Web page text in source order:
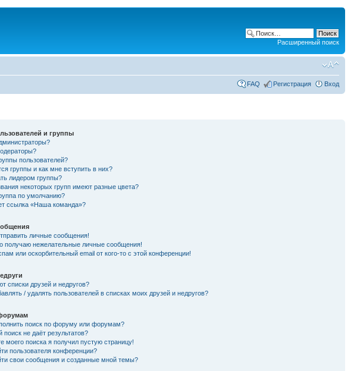
Расширенный поиск
FAQ Регистрация Вход
и группы
пользователей?
группы и как мне вступить в них?
лидером группы?
некоторых групп имеют разные цвета?
по умолчанию?
ссылка «Наша команда»?
личные сообщения!
получаю нежелательные личные сообщения!
или оскорбительный email от кого-то с этой конференции!
списки друзей и недругов?
/ удалять пользователей в списках моих друзей и недругов?
поиск по форуму или форумам?
не даёт результатов?
моего поиска я получил пустую страницу!
пользователя конференции?
свои сообщения и созданные мной темы?